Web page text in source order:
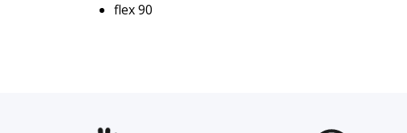
flex 90